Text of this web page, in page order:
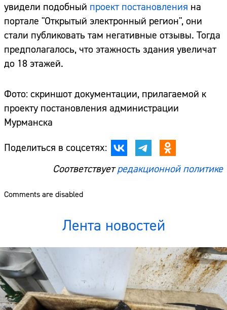
увидели подобный проект постановления на
портале "Открытый электронный регион", они
стали публиковать там негативные отзывы. Тогда
предполагалось, что этажность здания увеличат
до 18 этажей.
Фото: скриншот документации, прилагаемой к
проекту постановления администрации
Мурманска
Поделиться в соцсетях:
Соответствуетредакционной политике
Comments are disabled
Лента новостей